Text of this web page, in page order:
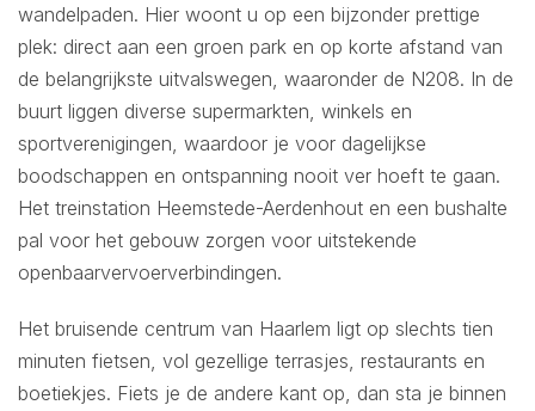
wandelpaden. Hier woont u op een bijzonder prettige
plek: direct aan een groen park en op korte afstand van
de belangrijkste uitvalswegen, waaronder de N208. In de
buurt liggen diverse supermarkten, winkels en
sportverenigingen, waardoor je voor dagelijkse
boodschappen en ontspanning nooit ver hoeft te gaan.
Het treinstation Heemstede-Aerdenhout en een bushalte
pal voor het gebouw zorgen voor uitstekende
openbaarvervoerverbindingen.
Het bruisende centrum van Haarlem ligt op slechts tien
minuten fietsen, vol gezellige terrasjes, restaurants en
boetiekjes. Fiets je de andere kant op, dan sta je binnen